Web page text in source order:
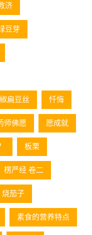
济
豆芽
扁豆丝 忏悔
师佛愿 愿成就
板栗
楞严经 卷二
烧茄子
素食的营养特点